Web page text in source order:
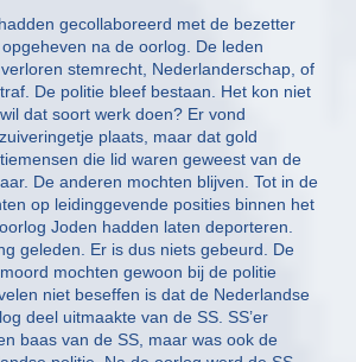
gecollaboreerd met de bezetter
na de oorlog. De leden
stemrecht, Nederlanderschap, of
De politie bleef bestaan. Het kon niet
dat soort werk doen? Er vond
plaats, maar dat gold
die lid waren geweest van de
De anderen mochten blijven. Tot in de
op leidinggevende posities binnen het
Joden hadden laten deporteren.
geleden. Er is dus niets gebeurd. De
mochten gewoon bij de politie
niet beseffen is dat de Nederlandse
deel uitmaakte van de SS. SS’er
baas van de SS, maar was ook de